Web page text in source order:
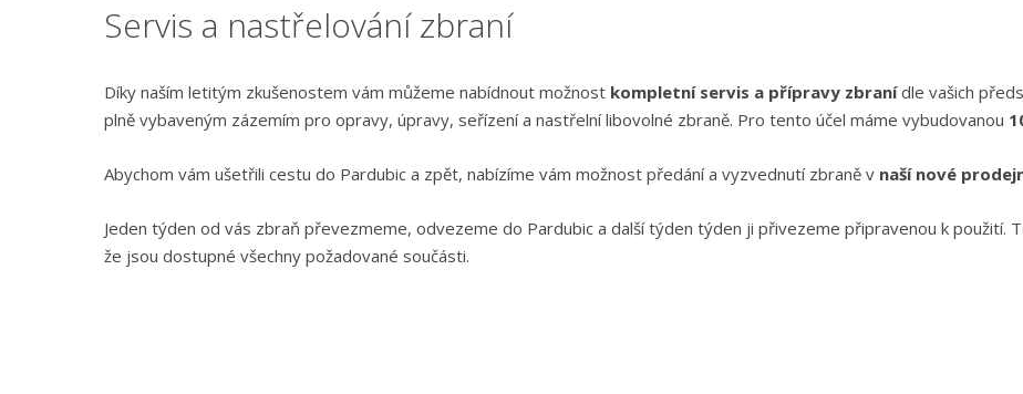
Servis a nastřelování zbraní
Díky naším letitým zkušenostem vám můžeme nabídnout možnost kompletní servis a přípravy zbranídle vašich
plně vybaveným zázemím pro opravy, úpravy, seřízení a nastřelní libovolné zbraně. Pro tento účel máme vybudovanou
Abychom vám ušetřili cestu do Pardubic a zpět, nabízíme vám možnost předání a vyzvednutí zbraně v naší nové
Jeden týden od vás zbraň převezmeme, odvezeme do Pardubic a další týden týden ji přivezeme připravenou k použití.
že jsou dostupné všechny požadované součásti.